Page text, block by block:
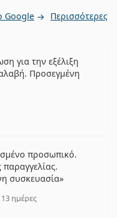
Google Περισσότερες
για την εξέλιξη
Προσεγμένη
από 5
προσωπικό.
παραγγελίας.
συσκευασία
ημέρες
από 5